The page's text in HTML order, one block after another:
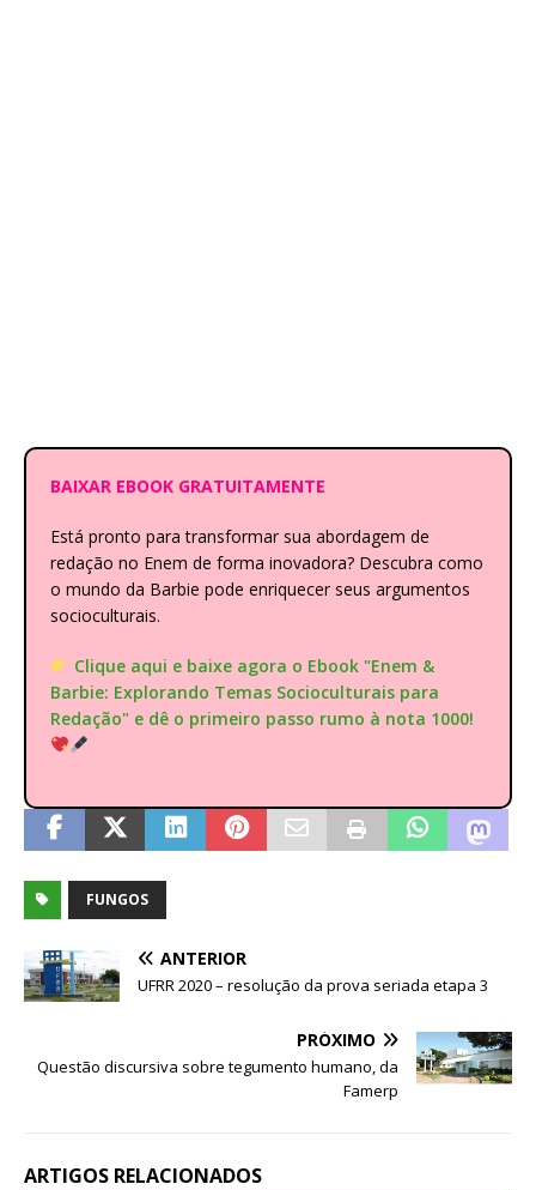
BAIXAR EBOOK GRATUITAMENTE
Está pronto para transformar sua abordagem de
redação no Enem de forma inovadora? Descubra como
o mundo da Barbie pode enriquecer seus argumentos
socioculturais.
Clique aqui e baixe agora o Ebook "Enem &
Barbie: Explorando Temas Socioculturais para
Redação" e dê o primeiro passo rumo à nota 1000!
FUNGOS
ANTERIOR
UFRR 2020 – resolução da prova seriada etapa 3
PRÓXIMO
Questão discursiva sobre tegumento humano, da
Famerp
ARTIGOS RELACIONADOS